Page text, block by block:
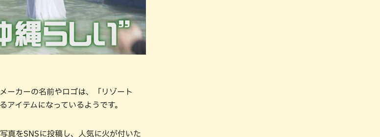
ーカーの名前やロゴは、「リゾート
イテムになっているようです。
真をSNSに投稿し、人気に火が付いた